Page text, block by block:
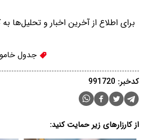
برای اطلاع از آخرین اخبار و تحلیل‌ها
جدول
کدخبر: 991720
از کارزارهای زیر حمایت کنید: